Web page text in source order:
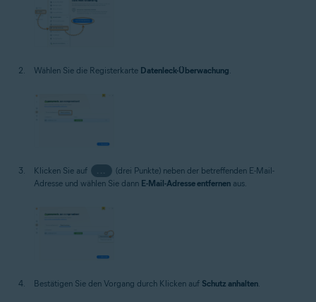
Wählen Sie die Registerkarte Datenleck-Überwachung.
Klicken Sie auf ...
(drei Punkte) neben der betreffenden E-Mail-
Adresse und wählen Sie dann E-Mail-Adresse entfernen aus.
Bestätigen Sie den Vorgang durch Klicken auf Schutz anhalten.